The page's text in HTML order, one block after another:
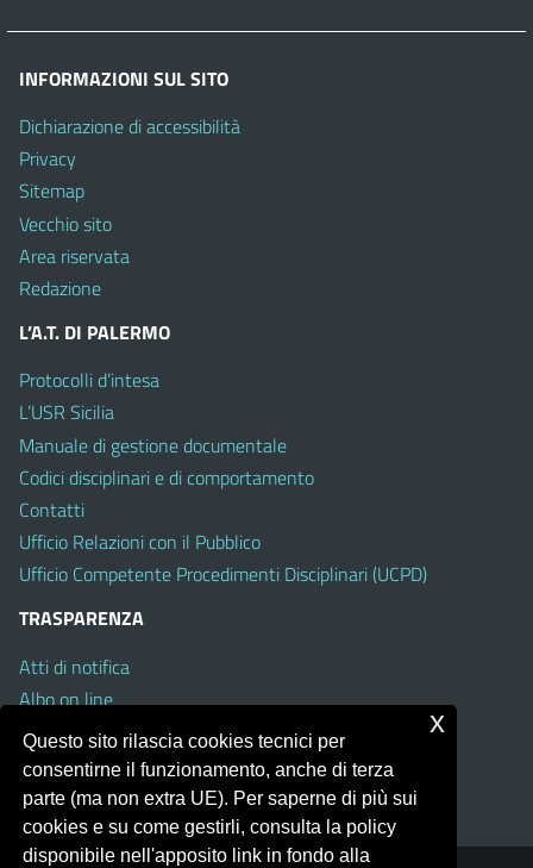
INFORMAZIONI SUL SITO
Dichiarazione di accessibilità
Privacy
Sitemap
Vecchio sito
Area riservata
Redazione
L’A.T. DI PALERMO
Protocolli d’intesa
L’USR Sicilia
Manuale di gestione documentale
Codici disciplinari e di comportamento
Contatti
Ufficio Relazioni con il Pubblico
Ufficio Competente Procedimenti Disciplinari (UCPD)
TRASPARENZA
Atti di notifica
Albo on line
Amministrazione Trasparente
Obiettivi di Accessibilità
Whistleblowing
Questo sito rilascia cookies tecnici per
consentirne il funzionamento, anche di terza
parte (ma non extra UE). Per saperne di più sui
cookies e su come gestirli, consulta la policy
disponibile nell'apposito link in fondo alla
x